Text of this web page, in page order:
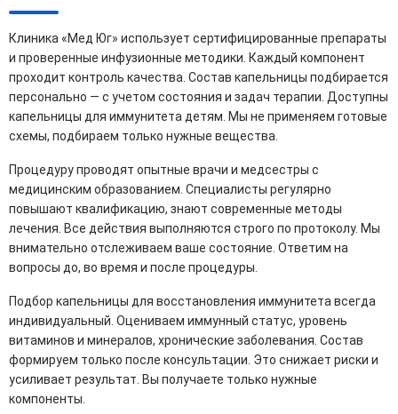
Клиника «Мед Юг» использует сертифицированные препараты
и проверенные инфузионные методики. Каждый компонент
проходит контроль качества. Состав капельницы подбирается
персонально — с учетом состояния и задач терапии. Доступны
капельницы для иммунитета детям. Мы не применяем готовые
схемы, подбираем только нужные вещества.
Процедуру проводят опытные врачи и медсестры с
медицинским образованием. Специалисты регулярно
повышают квалификацию, знают современные методы
лечения. Все действия выполняются строго по протоколу. Мы
внимательно отслеживаем ваше состояние. Ответим на
вопросы до, во время и после процедуры.
Подбор капельницы для восстановления иммунитета всегда
индивидуальный. Оцениваем иммунный статус, уровень
витаминов и минералов, хронические заболевания. Состав
формируем только после консультации. Это снижает риски и
усиливает результат. Вы получаете только нужные
компоненты.